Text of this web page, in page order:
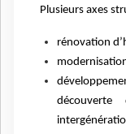
Plusieurs axes
rénovation